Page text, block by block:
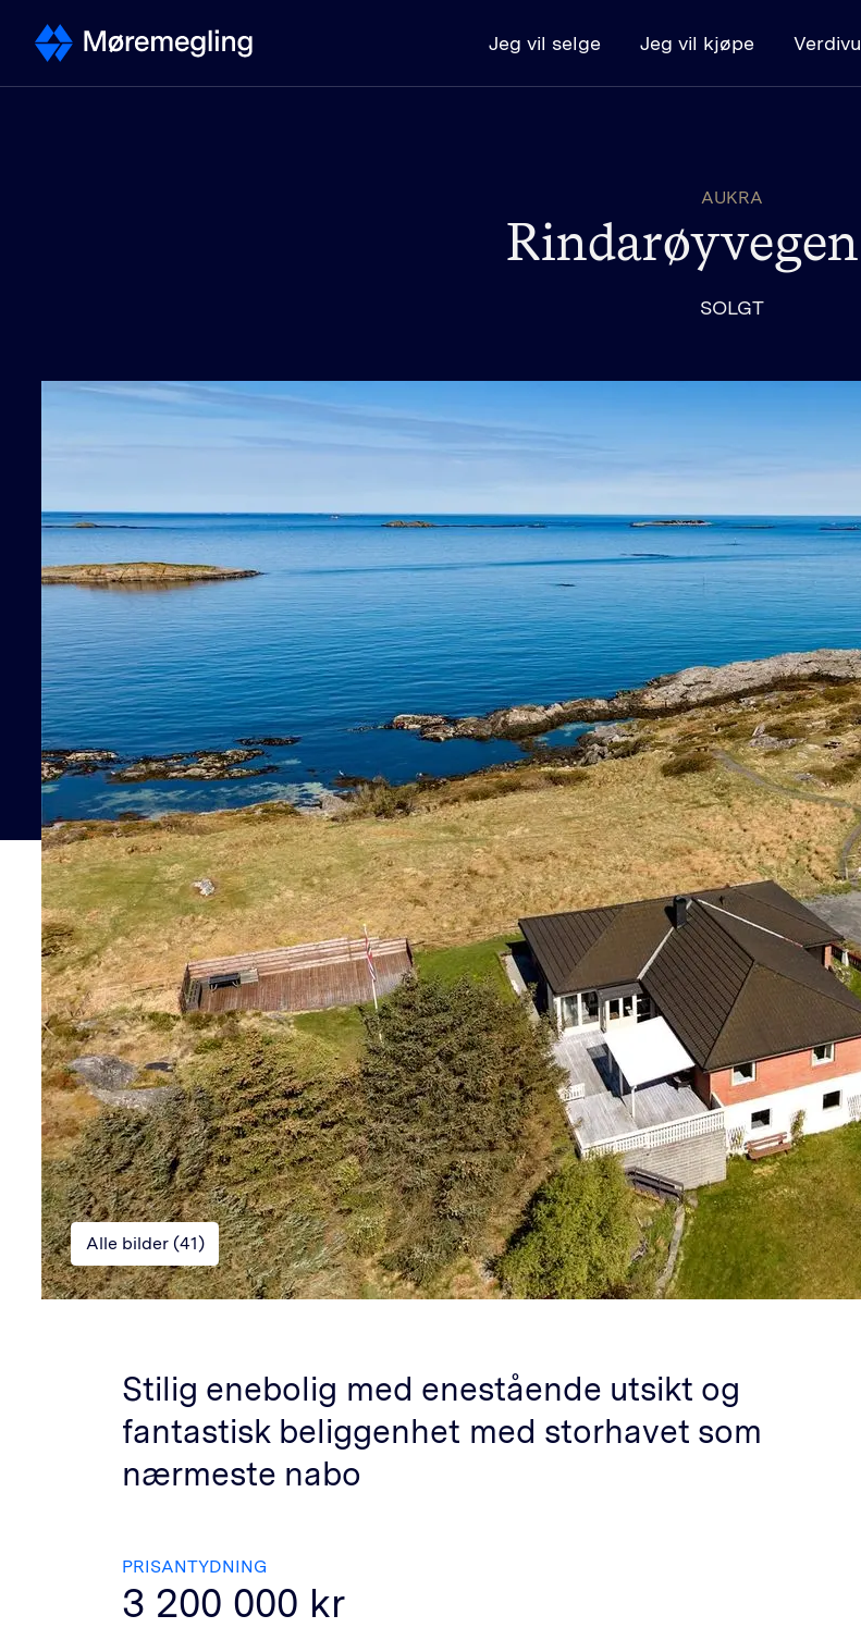
Jeg vil selge Jeg vil kjøpe
Kjøpe bolig - steg for steg
Budregler
AUKRA
SOLGT
Alle bilder (41)
Stilig enebolig med enestående utsikt og
fantastisk beliggenhet med storhavet som
nærmeste nabo
PRISANTYDNING
3 200 000 kr